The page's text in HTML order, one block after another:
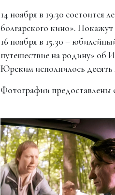
14 ноября в 19.30
болгарского кино».
16 ноября в 15.30 –
путешествие на родину» об
Юрским исполнилось
Фотографии предоставлены